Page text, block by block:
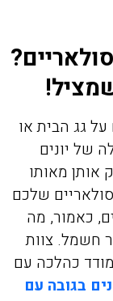
גג הבית או
של יונים
אותן מאותו
שלכם
כאמור, מה
חשמל. צוות
כהלכה עם
בגובה עם